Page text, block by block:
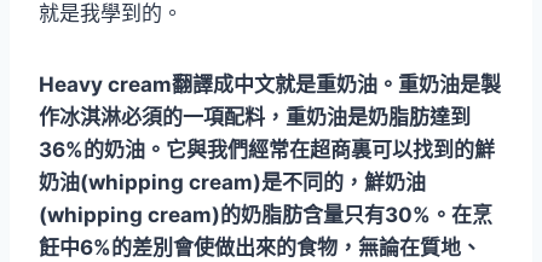
就是我學到的。
​Heavy cream翻譯成中文就是重奶油。重奶油是製
作冰淇淋必須的一項配料，重奶油是奶脂肪達到
36%的奶油。它與我們經常在超商裏可以找到的鮮
奶油(whipping cream)是不同的，鮮奶油
(whipping cream)的奶脂肪含量只有30%。在烹
飪中6%的差別會使做出來的食物，無論在質地、